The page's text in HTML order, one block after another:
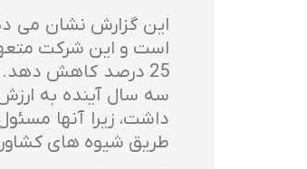
داشت، زیرا آنها
طریق شیوه های کشاورزی پایدار پیشرو است و